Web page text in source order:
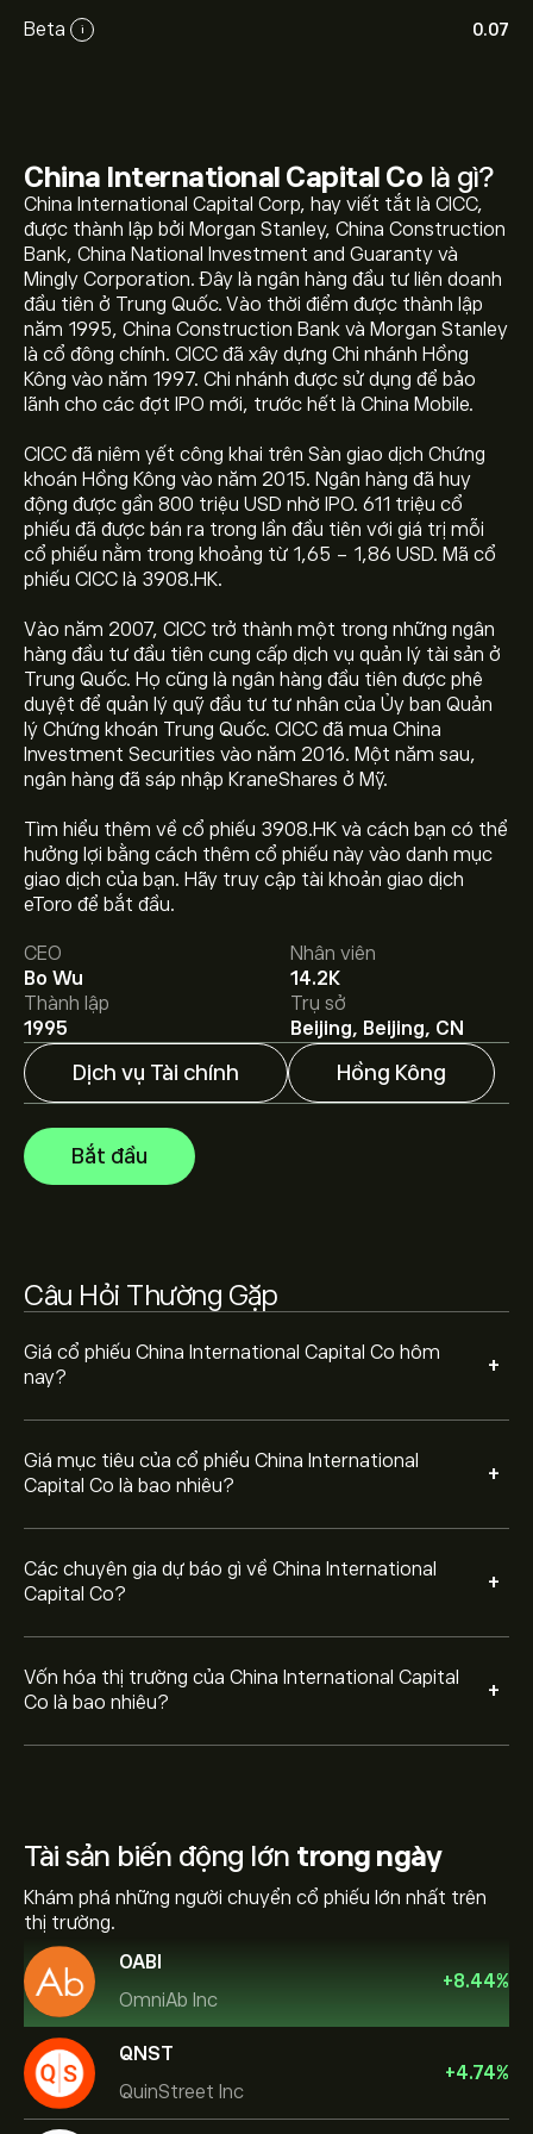
Beta i 0.07
China International Capital Co là gì?
China International Capital Corp, hay viết tắt là CICC,
được thành lập bởi Morgan Stanley, China Construction
Bank, China National Investment and Guaranty và
Mingly Corporation. Đây là ngân hàng đầu tư liên doanh
đầu tiên ở Trung Quốc. Vào thời điểm được thành lập
năm 1995, China Construction Bank và Morgan Stanley
là cổ đông chính. CICC đã xây dựng Chi nhánh Hồng
Kông vào năm 1997. Chi nhánh được sử dụng để bảo
lãnh cho các đợt IPO mới, trước hết là China Mobile.
CICC đã niêm yết công khai trên Sàn giao dịch Chứng
khoán Hồng Kông vào năm 2015. Ngân hàng đã huy
động được gần 800 triệu USD nhờ IPO. 611 triệu cổ
phiếu đã được bán ra trong lần đầu tiên với giá trị mỗi
cổ phiếu nằm trong khoảng từ 1,65 - 1,86 USD. Mã cổ
phiếu CICC là 3908.HK.
Vào năm 2007, CICC trở thành một trong những ngân
hàng đầu tư đầu tiên cung cấp dịch vụ quản lý tài sản ở
Trung Quốc. Họ cũng là ngân hàng đầu tiên được phê
duyệt để quản lý quỹ đầu tư tư nhân của Ủy ban Quản
lý Chứng khoán Trung Quốc. CICC đã mua China
Investment Securities vào năm 2016. Một năm sau,
ngân hàng đã sáp nhập KraneShares ở Mỹ.
Tìm hiểu thêm về cổ phiếu 3908.HK và cách bạn có thể
hưởng lợi bằng cách thêm cổ phiếu này vào danh mục
giao dịch của bạn. Hãy truy cập tài khoản giao dịch
eToro để bắt đầu.
CEO
Bo Wu
Nhân viên
14.2K
Thành lập
1995
Trụ sở
Beijing, Beijing, CN
Dịch vụ Tài chính Hồng Kông
Bắt đầu
Câu Hỏi Thường Gặp
Giá cổ phiếu China International Capital Co hôm
nay?
+
Giá 03908.HK hôm nay là 21.64‎$‎.
Giá mục tiêu của cổ phiểu China International
Capital Co là bao nhiêu?
+
Giá mục tiêu trung bình của China International Capital
Co là 21.64‎$‎.
eToro để biết dự báo chi tiết
của chuyên gia và giá mục tiêu.
Các chuyên gia dự báo gì về China International
Capital Co?
+
Các chuyên gia dự báo giá China International Capital
Co dựa trên xu hướng thị trường, báo cáo tài chính và
dự kiến tăng trưởng. Hãy kiểm tra dự báo mới nhất về
giá tương lai.
Vốn hóa thị trường của China International Capital
Co là bao nhiêu?
+
Tài sản biến động lớn trong ngày
Khám phá những người chuyển cổ phiếu lớn nhất trên
thị trường.
OABI
OmniAb Inc
+8.44%
QNST
QuinStreet Inc
+4.74%